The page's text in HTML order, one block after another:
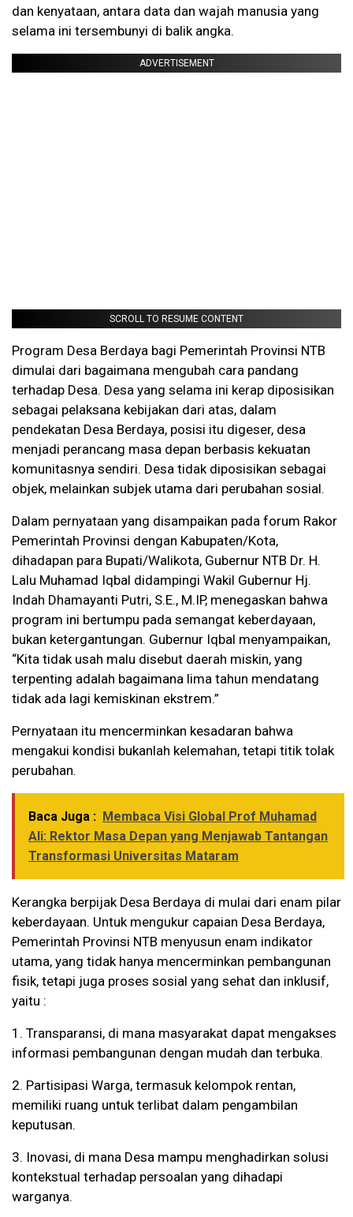
dan kenyataan, antara data dan wajah manusia yang
selama ini tersembunyi di balik angka.
ADVERTISEMENT
SCROLL TO RESUME CONTENT
Program Desa Berdaya bagi Pemerintah Provinsi NTB
dimulai dari bagaimana mengubah cara pandang
terhadap Desa. Desa yang selama ini kerap diposisikan
sebagai pelaksana kebijakan dari atas, dalam
pendekatan Desa Berdaya, posisi itu digeser, desa
menjadi perancang masa depan berbasis kekuatan
komunitasnya sendiri. Desa tidak diposisikan sebagai
objek, melainkan subjek utama dari perubahan sosial.
Dalam pernyataan yang disampaikan pada forum Rakor
Pemerintah Provinsi dengan Kabupaten/Kota,
dihadapan para Bupati/Walikota, Gubernur NTB Dr. H.
Lalu Muhamad Iqbal didampingi Wakil Gubernur Hj.
Indah Dhamayanti Putri, S.E., M.IP, menegaskan bahwa
program ini bertumpu pada semangat keberdayaan,
bukan ketergantungan. Gubernur Iqbal menyampaikan,
“Kita tidak usah malu disebut daerah miskin, yang
terpenting adalah bagaimana lima tahun mendatang
tidak ada lagi kemiskinan ekstrem.”
Pernyataan itu mencerminkan kesadaran bahwa
mengakui kondisi bukanlah kelemahan, tetapi titik tolak
perubahan.
Baca Juga : Membaca Visi Global Prof Muhamad
Ali: Rektor Masa Depan yang Menjawab Tantangan
Transformasi Universitas Mataram
Kerangka berpijak Desa Berdaya di mulai dari enam pilar
keberdayaan. Untuk mengukur capaian Desa Berdaya,
Pemerintah Provinsi NTB menyusun enam indikator
utama, yang tidak hanya mencerminkan pembangunan
fisik, tetapi juga proses sosial yang sehat dan inklusif,
yaitu :
1. Transparansi, di mana masyarakat dapat mengakses
informasi pembangunan dengan mudah dan terbuka.
2. Partisipasi Warga, termasuk kelompok rentan,
memiliki ruang untuk terlibat dalam pengambilan
keputusan.
3. Inovasi, di mana Desa mampu menghadirkan solusi
kontekstual terhadap persoalan yang dihadapi
warganya.